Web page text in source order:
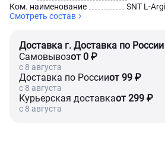
Ком. наименование
SNT L-
Смотреть состав
Доставка г. Доставка по России
Самовывозот 0 ₽
c 8 августа
Доставка по Россииот 99 ₽
c 8 августа
Курьерская доставкаот 299 ₽
c 8 августа